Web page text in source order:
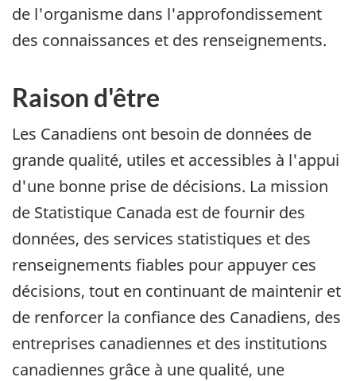
de l'organisme dans l'approfondissement
des connaissances et des renseignements.
Raison d'être
Les Canadiens ont besoin de données de
grande qualité, utiles et accessibles à l'appui
d'une bonne prise de décisions. La mission
de Statistique Canada est de fournir des
données, des services statistiques et des
renseignements fiables pour appuyer ces
décisions, tout en continuant de maintenir et
de renforcer la confiance des Canadiens, des
entreprises canadiennes et des institutions
canadiennes grâce à une qualité, une